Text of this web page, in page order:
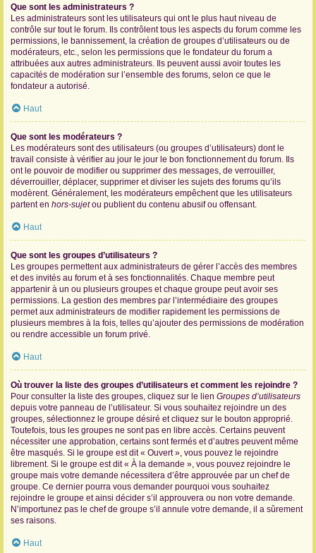
Que sont les administrateurs ?
Les administrateurs sont les utilisateurs qui ont le plus haut niveau de
contrôle sur tout le forum. Ils contrôlent tous les aspects du forum comme les
permissions, le bannissement, la création de groupes d’utilisateurs ou de
modérateurs, etc., selon les permissions que le fondateur du forum a
attribuées aux autres administrateurs. Ils peuvent aussi avoir toutes les
capacités de modération sur l’ensemble des forums, selon ce que le
fondateur a autorisé.
Haut
Que sont les modérateurs ?
Les modérateurs sont des utilisateurs (ou groupes d’utilisateurs) dont le
travail consiste à vérifier au jour le jour le bon fonctionnement du forum. Ils
ont le pouvoir de modifier ou supprimer des messages, de verrouiller,
déverrouiller, déplacer, supprimer et diviser les sujets des forums qu’ils
modèrent. Généralement, les modérateurs empêchent que les utilisateurs
partent en hors-sujetou publient du contenu abusif ou offensant.
Haut
Que sont les groupes d’utilisateurs ?
Les groupes permettent aux administrateurs de gérer l’accès des membres
et des invités au forum et à ses fonctionnalités. Chaque membre peut
appartenir à un ou plusieurs groupes et chaque groupe peut avoir ses
permissions. La gestion des membres par l’intermédiaire des groupes
permet aux administrateurs de modifier rapidement les permissions de
plusieurs membres à la fois, telles qu’ajouter des permissions de modération
ou rendre accessible un forum privé.
Haut
Où trouver la liste des groupes d’utilisateurs et comment les rejoindre ?
Pour consulter la liste des groupes, cliquez sur le lien Groupes d’utilisateurs
depuis votre panneau de l’utilisateur. Si vous souhaitez rejoindre un des
groupes, sélectionnez le groupe désiré et cliquez sur le bouton approprié.
Toutefois, tous les groupes ne sont pas en libre accès. Certains peuvent
nécessiter une approbation, certains sont fermés et d’autres peuvent même
être masqués. Si le groupe est dit « Ouvert », vous pouvez le rejoindre
librement. Si le groupe est dit « À la demande », vous pouvez rejoindre le
groupe mais votre demande nécessitera d’être approuvée par un chef de
groupe. Ce dernier pourra vous demander pourquoi vous souhaitez
rejoindre le groupe et ainsi décider s’il approuvera ou non votre demande.
N’importunez pas le chef de groupe s’il annule votre demande, il a sûrement
ses raisons.
Haut